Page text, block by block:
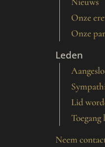
Onze
Onze
Leden
Lid
Toegang
Neem